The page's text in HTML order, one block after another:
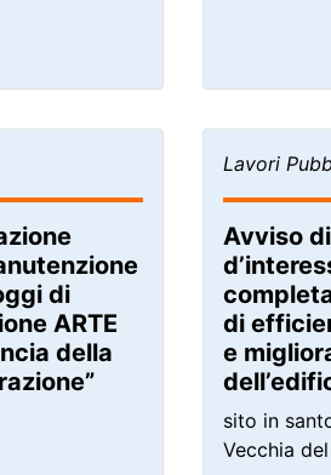
di
ARTE
della
Lavori
Avviso
di
e
sito in
Vecchia